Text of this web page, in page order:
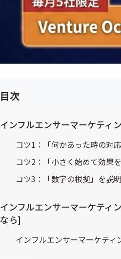
目次
インフルエンサーマーケティ
コツ1：「何かあった時の対
コツ2：「小さく始めて効果
コツ3：「数字の根拠」を説
インフルエンサーマーケティ
なら]
インフルエンサーマーケテ